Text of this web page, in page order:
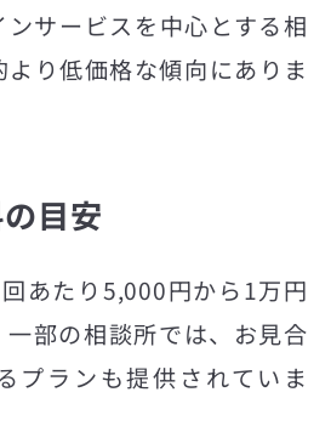
サービスを中心とする相
り低価格な傾向にありま
目安
あたり5,000円から1万円
部の相談所では、お見合
プランも提供されていま